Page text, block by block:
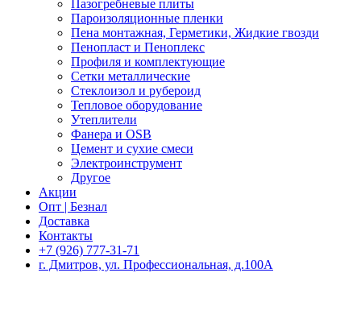
Пазогребневые плиты
Пароизоляционные пленки
Пена монтажная, Герметики, Жидкие гвозди
Пенопласт и Пеноплекс
Профиля и комплектующие
Сетки металлические
Стеклоизол и рубероид
Тепловое оборудование
Утеплители
Фанера и OSB
Цемент и сухие смеси
Электроинструмент
Другое
Акции
Опт | Безнал
Доставка
Контакты
+7 (926) 777-31-71
г. Дмитров, ул. Профессиональная, д.100А